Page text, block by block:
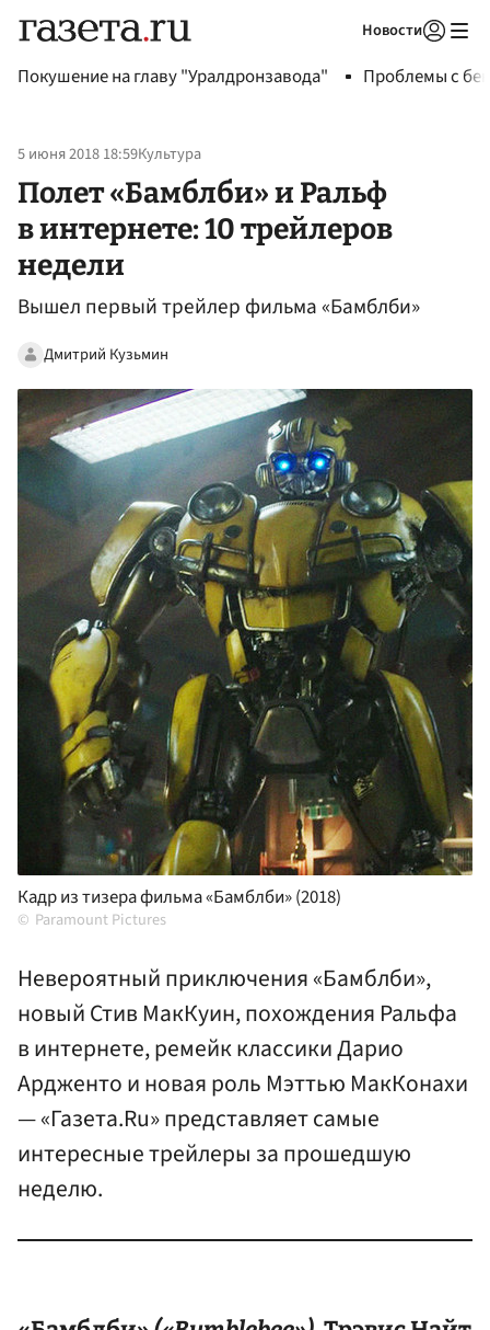
Новости
Покушение на главу "Уралдронзавода" Проблемы с
5 июня 2018 18:59Культура
Полет «Бамблби» и Ральф
в интернете: 10 трейлеров
недели
Вышел первый трейлер фильма «Бамблби»
Дмитрий Кузьмин
Кадр из тизера фильма «Бамблби» (2018)
Paramount Pictures
Невероятный приключения «Бамблби»,
новый Стив МакКуин, похождения Ральфа
в интернете, ремейк классики Дарио
Ардженто и новая роль Мэттью МакКонахи
— «Газета.Ru» представляет самые
интересные трейлеры за прошедшую
неделю.